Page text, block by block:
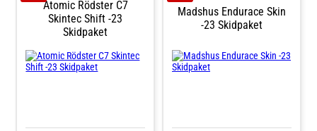
Atomic Rödster C7
Skintec Shift -23
Skidpaket
Madshus Endurace Skin
-23 Skidpaket